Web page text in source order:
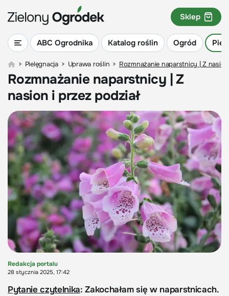
ABC Ogrodnika Katalog roślin Ogród
Sklep
> Pielęgnacja > Uprawa roślin > Rozmnażanie naparstnicy | Z
Rozmnażanie naparstnicy | Z
nasion i przez podział
Redakcja portalu
28 stycznia 2025, 17:42
Pytanie czytelnika: Zakochałam się w naparstnicach.